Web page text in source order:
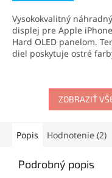
hviezdičiek.
Vysokokvalitný náhradný
displej pre Apple
Hard OLED panelom.
diel poskytuje ostré
Touch a TrueTone.
voľba pre spoľahlivú a
jednoduchú výmenu
ZOBRAZIŤ
Popis Hodnotenie (2)
Podrobný popis